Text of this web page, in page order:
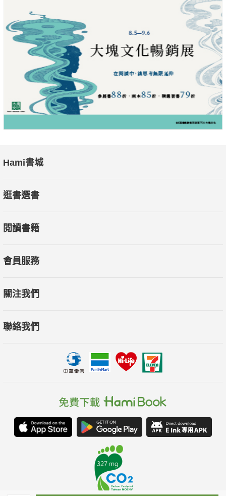
Hami書城
逛書選書
閱讀書籍
會員服務
關注我們
聯絡我們